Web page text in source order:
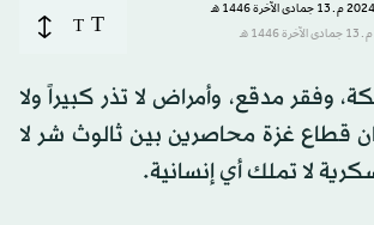
T
T
وفقر مدقع، وأمراض لا تذر كبيراً ولا
قطاع غزة محاصرين بين ثالوث شر لا
لا تملك أي إنسانية.